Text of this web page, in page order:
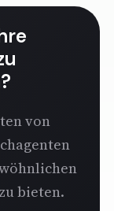
von
bieten.